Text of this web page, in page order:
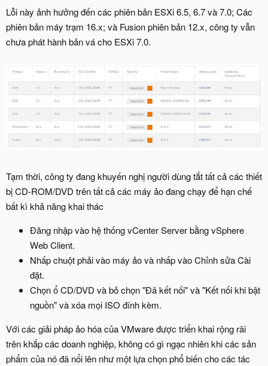
Lỗi này ảnh hưởng đến các phiên bản ESXi 6.5, 6.7 và 7.0; Các
phiên bản máy trạm 16.x; và Fusion phiên bản 12.x, công ty vẫn
chưa phát hành bản vá cho ESXi 7.0.
Tạm thời, công ty đang khuyến nghị người dùng tắt tất cả các thiết
bị CD-ROM/DVD trên tất cả các máy ảo đang chạy để hạn chế
bất kì khả năng khai thác
Đăng nhập vào hệ thống vCenter Server bằng vSphere
Web Client.
Nhấp chuột phải vào máy ảo và nhấp vào Chỉnh sửa Cài
đặt.
Chọn ổ CD/DVD và bỏ chọn "Đã kết nối" và "Kết nối khi bật
nguồn" và xóa mọi ISO đính kèm.
Với các giải pháp ảo hóa của VMware được triển khai rộng rãi
trên khắp các doanh nghiệp, không có gì ngạc nhiên khi các sản
phẩm của nó đã nổi lên như một lựa chọn phổ biến cho các tác